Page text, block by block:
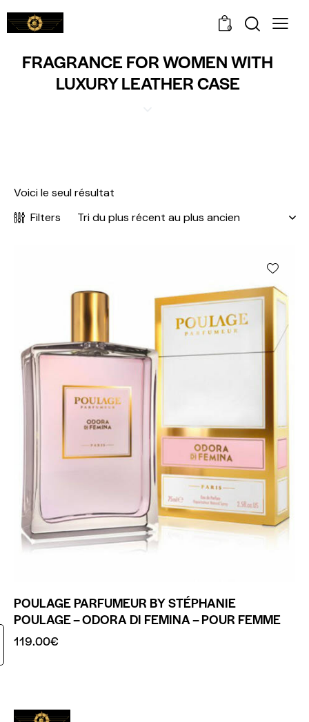
0
FRAGRANCE FOR WOMEN WITH
LUXURY LEATHER CASE
Voici le seul résultat
Filters
POULAGE PARFUMEUR BY STÉPHANIE
POULAGE – ODORA DI FEMINA – POUR FEMME
119.00€